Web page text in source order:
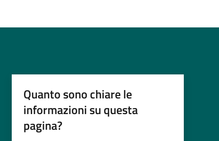
Quanto sono chiare le
informazioni su questa
pagina?